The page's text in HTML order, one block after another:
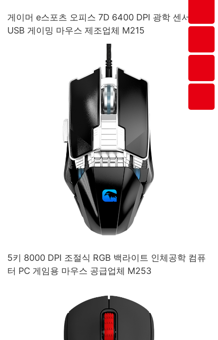
게이머 e스포츠 오피스 7D 6400 DPI 광학 센서 광학
USB 게이밍 마우스 제조업체 M215
5키 8000 DPI 조절식 RGB 백라이트 인체공학 컴퓨
터 PC 게임용 마우스 공급업체 M253